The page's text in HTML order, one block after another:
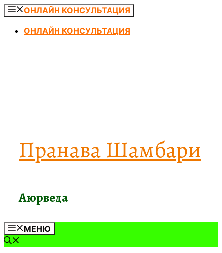
Перейти
содержимому
ОНЛАЙН КОНСУЛЬТАЦИЯ
ОНЛАЙН КОНСУЛЬТАЦИЯ
Пранава Шамбари
Аюрведа
МЕНЮ